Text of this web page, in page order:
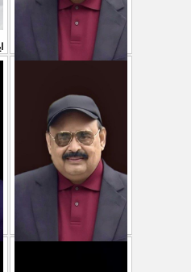
سے ہولی کھیلنابند کی جائے،
الطاف حسین...